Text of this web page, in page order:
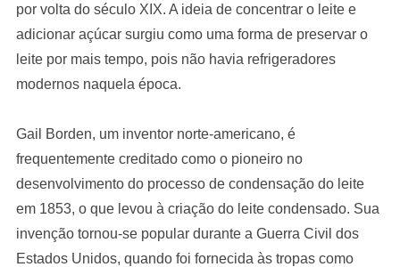
por volta do século XIX. A ideia de concentrar o leite e
adicionar açúcar surgiu como uma forma de preservar o
leite por mais tempo, pois não havia refrigeradores
modernos naquela época.
Gail Borden, um inventor norte-americano, é
frequentemente creditado como o pioneiro no
desenvolvimento do processo de condensação do leite
em 1853, o que levou à criação do leite condensado. Sua
invenção tornou-se popular durante a Guerra Civil dos
Estados Unidos, quando foi fornecida às tropas como